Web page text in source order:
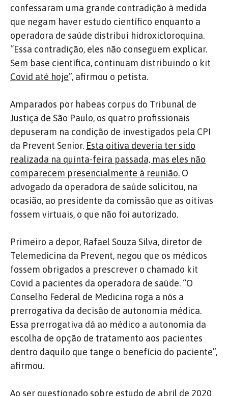
confessaram uma grande contradição à medida
que negam haver estudo científico enquanto a
operadora de saúde distribui hidroxicloroquina.
“Essa contradição, eles não conseguem explicar.
Sem base científica, continuam distribuindo o kit
Covid até hoje”, afirmou o petista.
Amparados por habeas corpus do Tribunal de
Justiça de São Paulo, os quatro profissionais
depuseram na condição de investigados pela CPI
da Prevent Senior. Esta oitiva deveria ter sido
realizada na quinta-feira passada, mas eles não
comparecem presencialmente à reunião. O
advogado da operadora de saúde solicitou, na
ocasião, ao presidente da comissão que as oitivas
fossem virtuais, o que não foi autorizado.
Primeiro a depor, Rafael Souza Silva, diretor de
Telemedicina da Prevent, negou que os médicos
fossem obrigados a prescrever o chamado kit
Covid a pacientes da operadora de saúde. “O
Conselho Federal de Medicina roga a nós a
prerrogativa da decisão de autonomia médica.
Essa prerrogativa dá ao médico a autonomia da
escolha de opção de tratamento aos pacientes
dentro daquilo que tange o benefício do paciente”,
afirmou.
Ao ser questionado sobre estudo de abril de 2020